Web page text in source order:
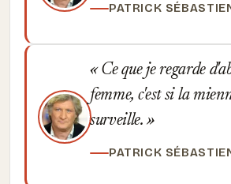
PATRICK
Ce que je regarde
femme, c'est si la
surveille.
PATRICK